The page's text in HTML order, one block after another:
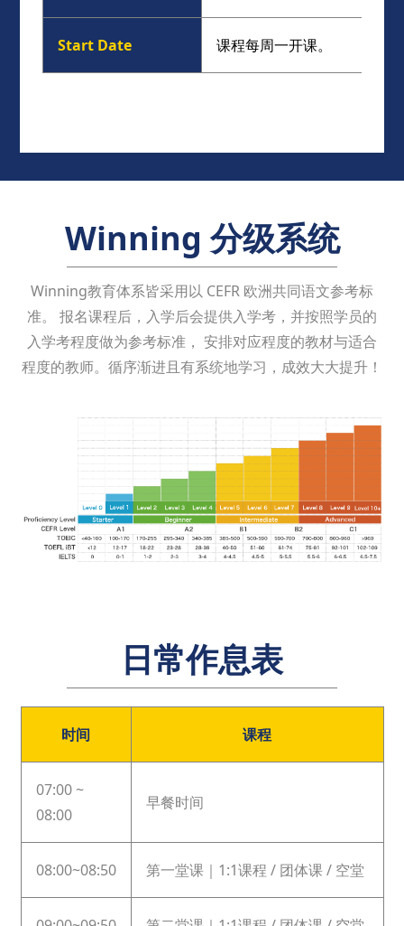
Start Date 课程每周一开课。
Winning 分级系统
Winning教育体系皆采用以 CEFR 欧洲共同语文参考标
准。 报名课程后，入学后会提供入学考，并按照学员的
入学考程度做为参考标准， 安排对应程度的教材与适合
程度的教师。循序渐进且有系统地学习，成效大大提升！
日常作息表
时间 课程
07:00 ~
08:00
早餐时间
08:00~08:50 第一堂课｜1:1课程 / 团体课 / 空堂